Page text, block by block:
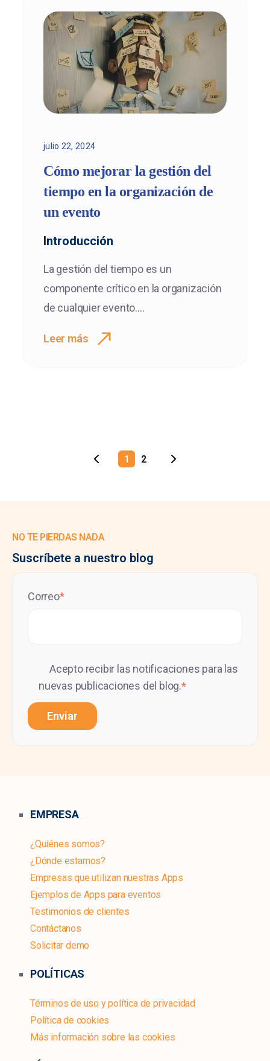
julio 22, 2024
Cómo mejorar la gestión del
tiempo en la organización de
un evento
Introducción
La gestión del tiempo es un
componente crítico en la organización
de cualquier evento....
Leer más
1 2
NO TE PIERDAS NADA
Suscríbete a nuestro blog
Correo*
Acepto recibir las notificaciones para las
nuevas publicaciones del blog.*
EMPRESA
¿Quiénes somos?
¿Dónde estamos?
Empresas que utilizan nuestras Apps
Ejemplos de Apps para eventos
Testimonios de clientes
Contáctanos
Solicitar demo
POLÍTICAS
Términos de uso y política de privacidad
Política de cookies
Más información sobre las cookies